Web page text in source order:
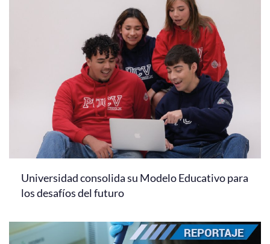
Universidad consolida su Modelo Educativo para
los desafíos del futuro